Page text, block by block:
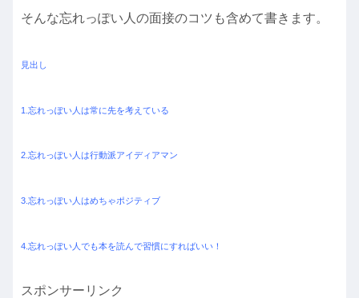
そんな忘れっぽい人の面接のコツも含めて書きます。
見出し
1.忘れっぽい人は常に先を考えている
2.忘れっぽい人は行動派アイディアマン
3.忘れっぽい人はめちゃポジティブ
4.忘れっぽい人でも本を読んで習慣にすればいい！
スポンサーリンク